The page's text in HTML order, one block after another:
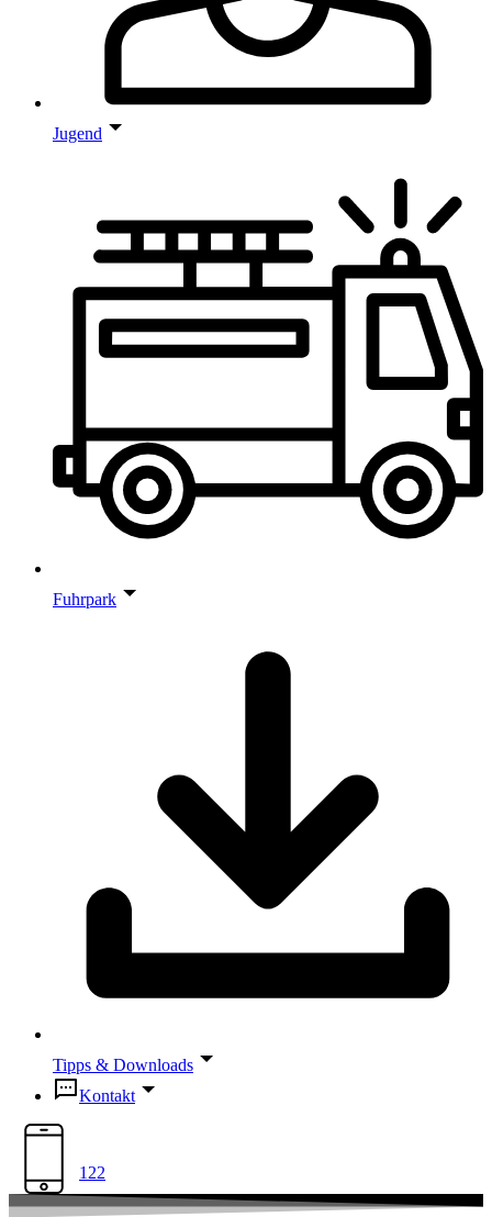
Jugend
Fuhrpark
Tipps & Downloads
Kontakt
122